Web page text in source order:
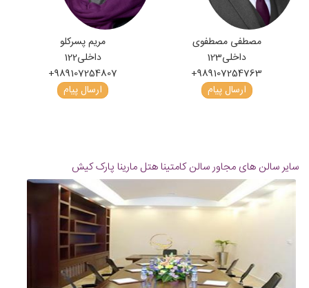
مصطفی مصطفوی
داخلی123
+989107254763
ارسال پیام
مریم پسرکلو
داخلی122
+989107254807
ارسال پیام
سایر سالن های مجاور سالن کامتینا هتل مارینا پارک کیش